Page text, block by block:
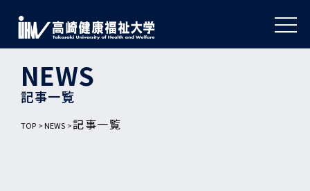
NEWS
記事一覧
TOP NEWS 記事一覧